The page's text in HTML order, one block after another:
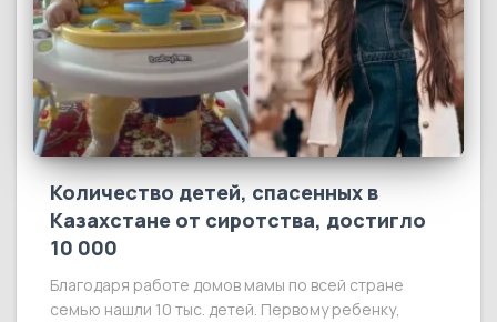
Количество детей, спасенных в
Казахстане от сиротства, достигло
10 000
Благодаря работе домов мамы по всей стране
семью нашли 10 тыс. детей. Первому ребенку,